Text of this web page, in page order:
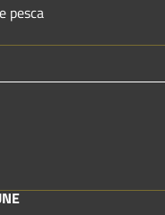
pesca